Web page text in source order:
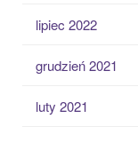
lipiec 2022
grudzień 2021
luty 2021